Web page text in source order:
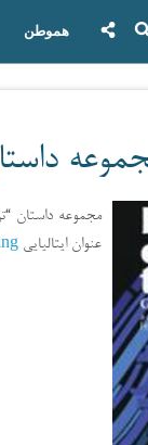
هموطن
مجموعه
عنوان ایتالیایی Paura e tremore